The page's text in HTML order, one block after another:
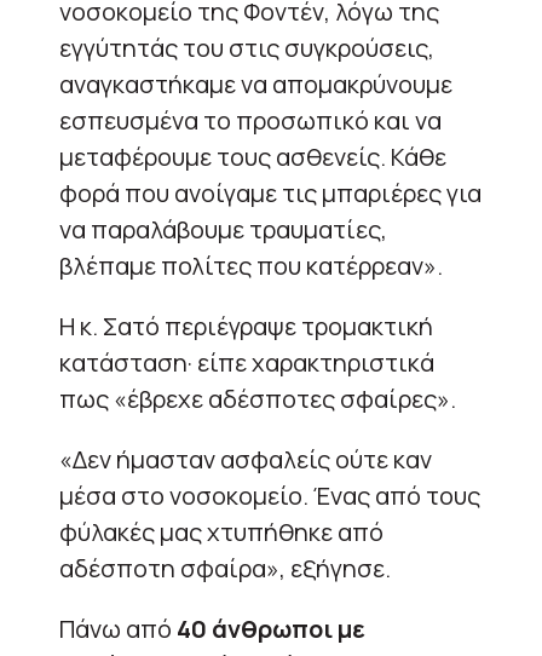
νοσοκομείο της Φοντέν, λόγω της
εγγύτητάς του στις συγκρούσεις,
αναγκαστήκαμε να απομακρύνουμε
εσπευσμένα το προσωπικό και να
μεταφέρουμε τους ασθενείς. Κάθε
φορά που ανοίγαμε τις μπαριέρες για
να παραλάβουμε τραυματίες,
βλέπαμε πολίτες που κατέρρεαν».
Η κ. Σατό περιέγραψε τρομακτική
κατάσταση· είπε χαρακτηριστικά
πως «έβρεχε αδέσποτες σφαίρες».
«Δεν ήμασταν ασφαλείς ούτε καν
μέσα στο νοσοκομείο. Ένας από τους
φύλακές μας χτυπήθηκε από
αδέσποτη σφαίρα», εξήγησε.
Πάνω από 40 άνθρωποι με